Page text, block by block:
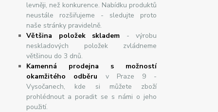
levněji, než konkurence. Nabídku produktů
neustále rozšiřujeme - sledujte proto
naše stránky pravidelně.
Většina položek skladem - výrobu
neskladových položek zvládneme
většinou do 3 dnů.
Kamenná prodejna s možností
okamžitého odběru v Praze 9 -
Vysočanech, kde si můžete zboží
prohlédnout a poradit se s námi o jeho
použití.